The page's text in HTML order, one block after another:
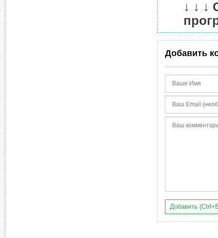
↓ ↓ ↓
Добавить
Добавить